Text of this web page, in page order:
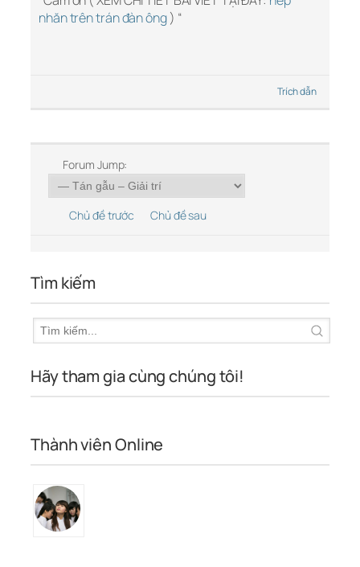
nhăn trên trán đàn ông) “
Trích dẫn
Forum Jump:
Chủ đề trước Chủ đề sau
Tìm kiếm
Hãy tham gia cùng chúng tôi!
Thành viên Online